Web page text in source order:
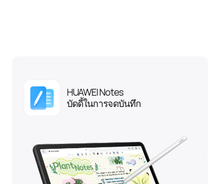
คีย์บอร์ดถอดและแยกการใช้งาน
ได้
PC-level WPS Office